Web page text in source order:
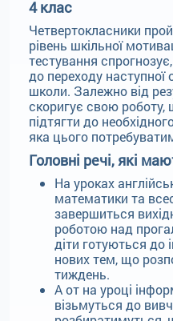
4 клас
Четвертокласники
рівень шкільної
тестування
до переходу наступної
школи. Залежно від
скоригує свою роботу,
підтягти до
яка цього
Головні речі, які
На уроках
математики та
завершиться
роботою над
діти готуються до
нових тем, що
тиждень.
А от на уроці
візьмуться до